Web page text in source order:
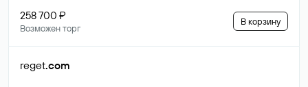
258 700 ₽
Возможен торг
В корзину
reget.com